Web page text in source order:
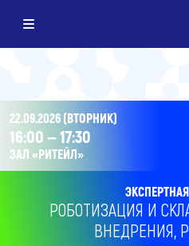
22.09.2026 (ВТОРНИК)
16:00 — 17:30
ЗАЛ «РИТЕЙЛ»
РОБОТИЗАЦИЯ И
ВНЕДРЕНИЯ,